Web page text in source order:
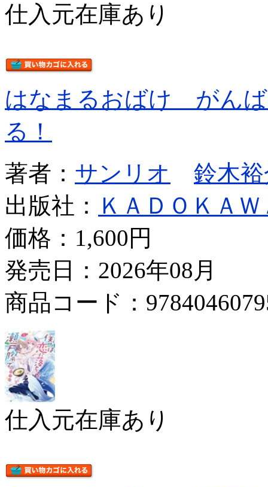
仕入元在庫あり
はなまるおばけ がん
る！
著者： サンリオ
鈴木
出版社： ＫＡＤＯＫＡＷ
価格： 1,600円
発売日：2026年08月
商品コード：
仕入元在庫あり